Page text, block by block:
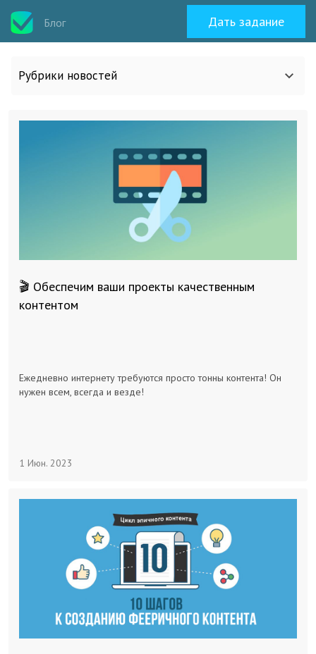
Блог Дать задание
Рубрики новостей
Все статьи
О work-zilla.com
Новости сервиса
Исполнителям
Полезное
🎬 Обеспечим ваши проекты качественным
контентом
Ежедневно интернету требуются просто тонны контента! Он
нужен всем, всегда и везде!
1 Июн. 2023